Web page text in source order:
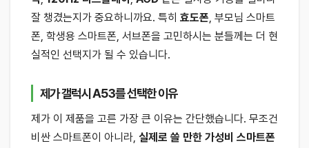
잘 챙겼는지가 중요하니까요. 특히 효도폰, 부모님 스마트
폰, 학생용 스마트폰, 서브폰을 고민하시는 분들께는 더 현
실적인 선택지가 될 수 있습니다.
제가 갤럭시 A53를 선택한 이유
제가 이 제품을 고른 가장 큰 이유는 간단했습니다. 무조건
비싼 스마트폰이 아니라, 실제로 쓸 만한 가성비 스마트폰